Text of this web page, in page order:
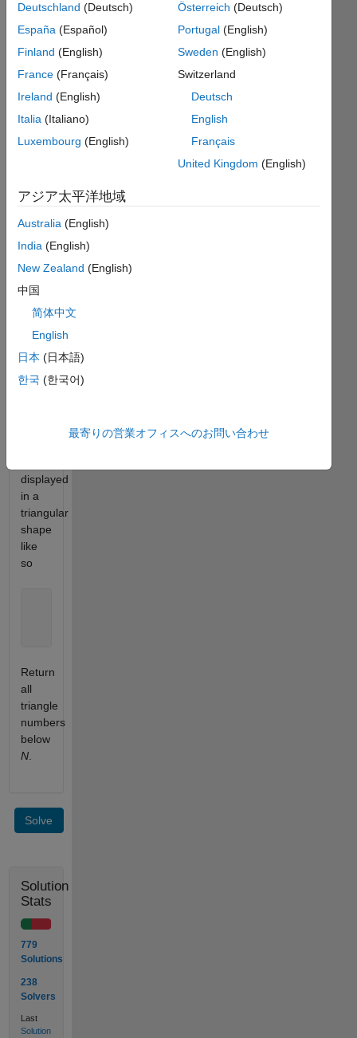
offshoot
of
Cody
Problem
5:
Triangle
Numbers
Triangle
the
of
successive
integers.
is a
triangle
number
6 = 1 + 2 + 3
displayed
in a
triangular
shape
like
so
Return
all
triangle
numbers
below
N.
Solve
Solution
Stats
779
Solutions
238
Solvers
Last
Solution
Deutschland (Deutsch)
España (Español)
Finland (English)
France (Français)
Ireland (English)
Italia (Italiano)
Luxembourg (English)
Österreich (Deutsch)
Portugal(English)
Sweden (English)
Switzerland
Deutsch
English
Français
United Kingdom (English)
アジア太平洋地域
Australia (English)
India (English)
New Zealand (English)
中国
简体中文
English
日本 (日本語)
한국 (한국어)
最寄りの営業オフィスへのお問い合わせ